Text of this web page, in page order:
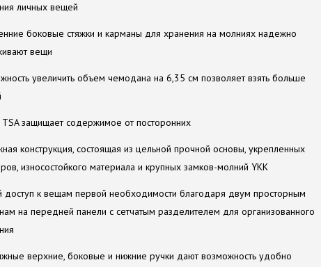
личных вещей
боковые стяжки и карманы для хранения на молниях надежно
вещи
увеличить объем чемодана на 6,35 см позволяет взять больше
защищает содержимое от посторонних
конструкция, состоящая из цельной прочной основы, укрепленных
износостойкого материала и крупных замков-молний YKK
доступ к вещам первой необходимости благодаря двум просторным
на передней панели с сетчатым разделителем для организованного
верхние, боковые и нижние ручки дают возможность удобно